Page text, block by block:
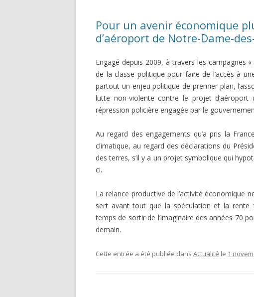
ÖKONOMIE
Pour un avenir économique
d’aéroport de Notre-Dame-
Engagé depuis 2009, à travers les campagnes
de la classe politique pour faire de l’accès à
partout un enjeu politique de premier plan,
lutte non-violente contre le projet
répression policière engagée par le
Au regard des engagements qu’a pris la
climatique, au regard des déclarations du
des terres, s’il y a un projet symbolique qui
ci.
La relance productive de l’activité économique
sert avant tout que la spéculation et la rente
temps de sortir de l’imaginaire des années 70
demain.
Cette entrée a été publiée dans Actualité le 1